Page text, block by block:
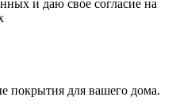
и даю свое согласие на
покрытия для вашего дома.